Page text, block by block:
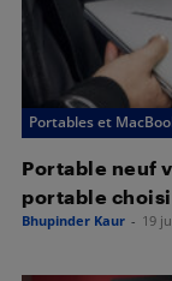
Portables et
Portable neuf
portable
Bhupinder Kaur - 19